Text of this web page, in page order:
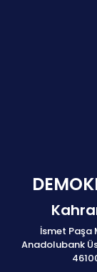
İsmet Paşa
Anadolubank